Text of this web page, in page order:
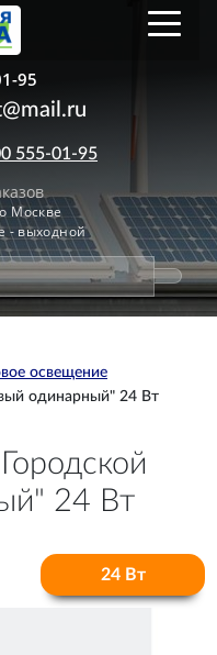
95
555-01-95
Москве
- выходной
освещение
одинарный" 24 Вт
24 Вт
24 Вт